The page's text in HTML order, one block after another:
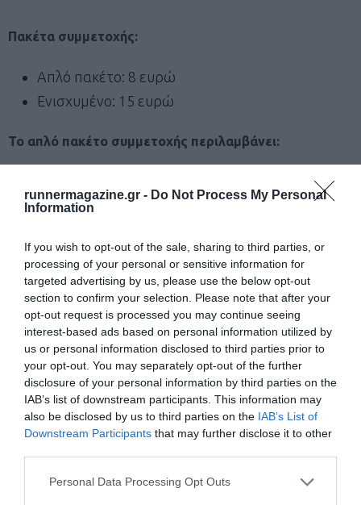
runnermagazine.gr - Do Not Process My Personal
Information
If you wish to opt-out of the sale, sharing to third parties, or
processing of your personal or sensitive information for
targeted advertising by us, please use the below opt-out
section to confirm your selection. Please note that after your
opt-out request is processed you may continue seeing
interest-based ads based on personal information utilized by
us or personal information disclosed to third parties prior to
your opt-out. You may separately opt-out of the further
disclosure of your personal information by third parties on the
IAB’s list of downstream participants. This information may
also be disclosed by us to third parties on the IAB’s List of
Downstream Participants that may further disclose it to other
Personal Data Processing Opt Outs
Πακέτα συμμετοχής:
Απλό πακέτο: 8 ευρώ
Ενισχυμένο: 15 ευρώ
Το απλό πακέτο συμμετοχής περιλαμβάνει:
Αναμνηστικό μετάλλιο
Υγειονομική κάλυψη
Υδροδοσία
Το ενισχυμένο πακέτο συμμετοχής περιλαμβάνει:
Αναμνηστικό
Ηλεκτρονική χρονομέτρηση
Αναμνηστικό μετάλλιο
Γκαρνταρόμπα
Υγειονομική κάλυψη
Υδροδοσία